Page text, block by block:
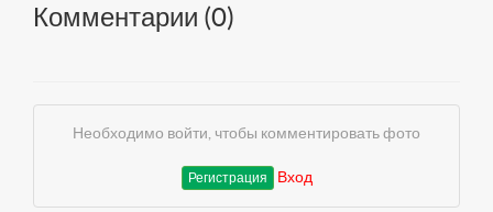
Комментарии (0)
Необходимо войти, чтобы комментировать фото
Регистрация Вход